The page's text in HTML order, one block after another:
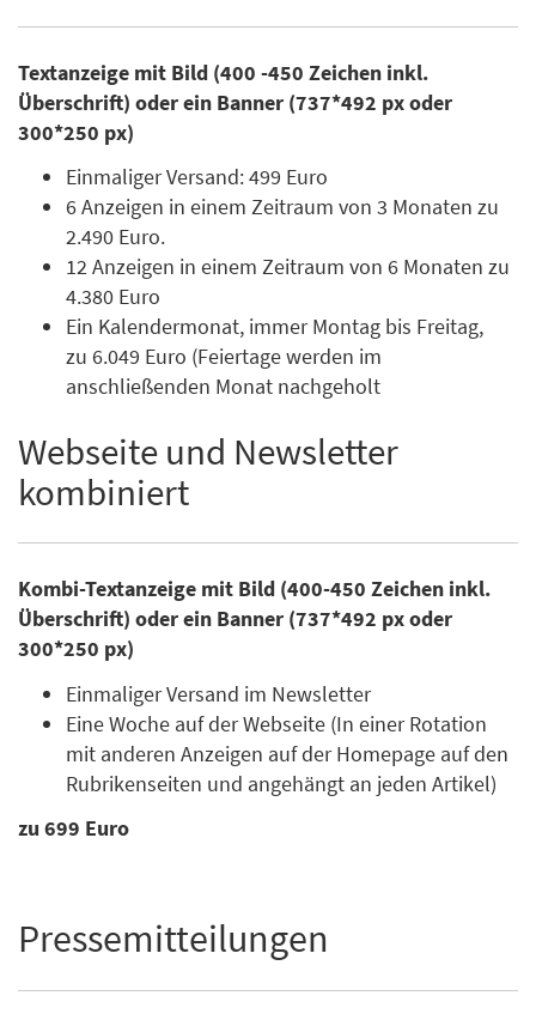
Textanzeige mit Bild (400 -450 Zeichen inkl.
Überschrift) oder ein Banner (737*492 px oder
300*250 px)
Einmaliger Versand: 499 Euro
6 Anzeigen in einem Zeitraum von 3 Monaten zu
2.490 Euro.
12 Anzeigen in einem Zeitraum von 6 Monaten zu
4.380 Euro
Ein Kalendermonat, immer Montag bis Freitag,
zu 6.049 Euro (Feiertage werden im
anschließenden Monat nachgeholt
Webseite und Newsletter
kombiniert
Kombi-Textanzeige mit Bild (400-450 Zeichen inkl.
Überschrift) oder ein Banner (737*492 px oder
300*250 px)
Einmaliger Versand im Newsletter
Eine Woche auf der Webseite (In einer Rotation
mit anderen Anzeigen auf der Homepage auf den
Rubrikenseiten und angehängt an jeden Artikel)
zu 699 Euro
Pressemitteilungen